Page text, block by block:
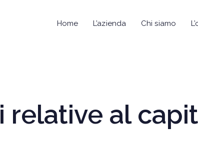
Home L’azienda Chi siamo
relative al